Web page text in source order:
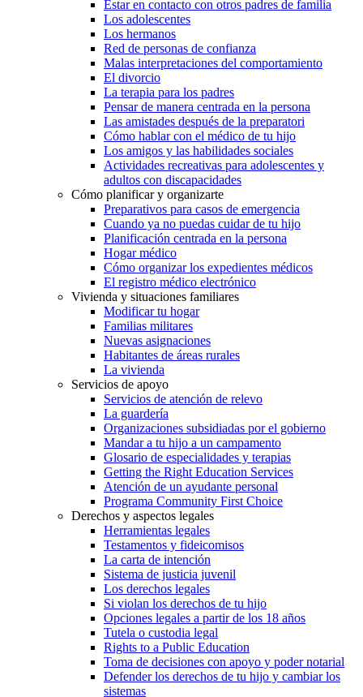
Estar en contacto con otros padres de familia
Los adolescentes
Los hermanos
Red de personas de confianza
Malas interpretaciones del comportamiento
El divorcio
La terapia para los padres
Pensar de manera centrada en la persona
Las amistades después de la preparatori
Cómo hablar con el médico de tu hijo
Los amigos y las habilidades sociales
Actividades recreativas para adolescentes y
adultos con discapacidades
Cómo planificar y organizarte
Preparativos para casos de emergencia
Cuando ya no puedas cuidar de tu hijo
Planificación centrada en la persona
Hogar médico
Cómo organizar los expedientes médicos
El registro médico electrónico
Vivienda y situaciones familiares
Modificar tu hogar
Familias militares
Nuevas asignaciones
Habitantes de áreas rurales
La vivienda
Servicios de apoyo
Servicios de atención de relevo
La guardería
Organizaciones subsidiadas por el gobierno
Mandar a tu hijo a un campamento
Glosario de especialidades y terapias
Getting the Right Education Services
Atención de un ayudante personal
Programa Community First Choice
Derechos y aspectos legales
Herramientas legales
Testamentos y fideicomisos
La carta de intención
Sistema de justicia juvenil
Los derechos legales
Si violan los derechos de tu hijo
Opciones legales a partir de los 18 años
Tutela o custodia legal
Rights to a Public Education
Toma de decisiones con apoyo y poder notarial
Defender los derechos de tu hijo y cambiar los
sistemas